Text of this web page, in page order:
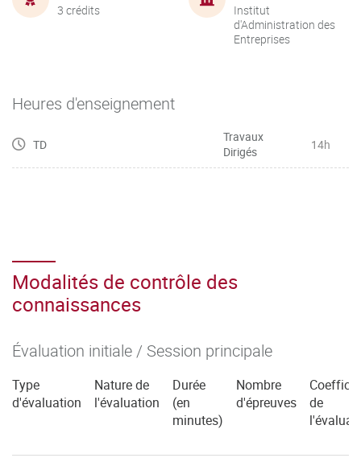
3 crédits
Institut
d'Administration des
Entreprises
Heures d'enseignement
TD
Travaux
Dirigés
14h
Modalités de contrôle des
connaissances
Évaluation initiale / Session principale
Type
d'évaluation
Nature de
l'évaluation
Durée
(en
minutes)
Nombre
d'épreuves
de